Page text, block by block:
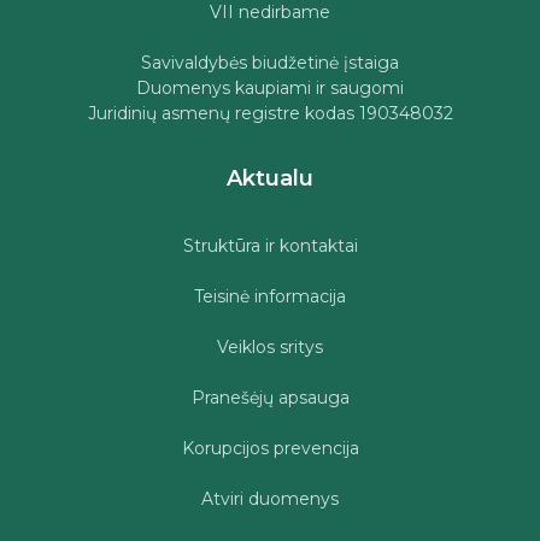
VII nedirbame
Savivaldybės biudžetinė įstaiga
Duomenys kaupiami ir saugomi
Juridinių asmenų registre kodas 190348032
Aktualu
Struktūra ir kontaktai
Teisinė informacija
Veiklos sritys
Pranešėjų apsauga
Korupcijos prevencija
Atviri duomenys